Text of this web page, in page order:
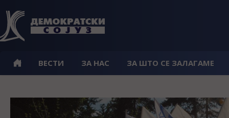
ВЕСТИ ЗА НАС ЗА ШТО СЕ ЗАЛАГАМЕ